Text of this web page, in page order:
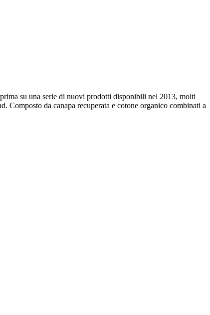
su una serie di nuovi prodotti disponibili nel 2013, molti
da canapa recuperata e cotone organico combinati a